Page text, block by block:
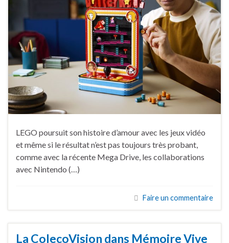
LEGO poursuit son histoire d’amour avec les jeux vidéo
et même si le résultat n’est pas toujours très probant,
comme avec la récente Mega Drive, les collaborations
avec Nintendo (…)
Faire un commentaire
La ColecoVision dans Mémoire Vive